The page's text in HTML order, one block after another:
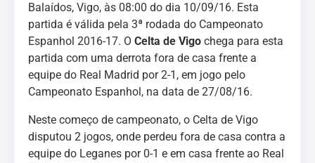
Balaídos, Vigo, às 08:00 do dia 10/09/16. Esta
partida é válida pela 3ª rodada do Campeonato
Espanhol 2016-17. O Celta de Vigo chega para esta
partida com uma derrota fora de casa frente a
equipe do Real Madrid por 2-1, em jogo pelo
Campeonato Espanhol, na data de 27/08/16.
Neste começo de campeonato, o Celta de Vigo
disputou 2 jogos, onde perdeu fora de casa contra a
equipe do Leganes por 0-1 e em casa frente ao Real